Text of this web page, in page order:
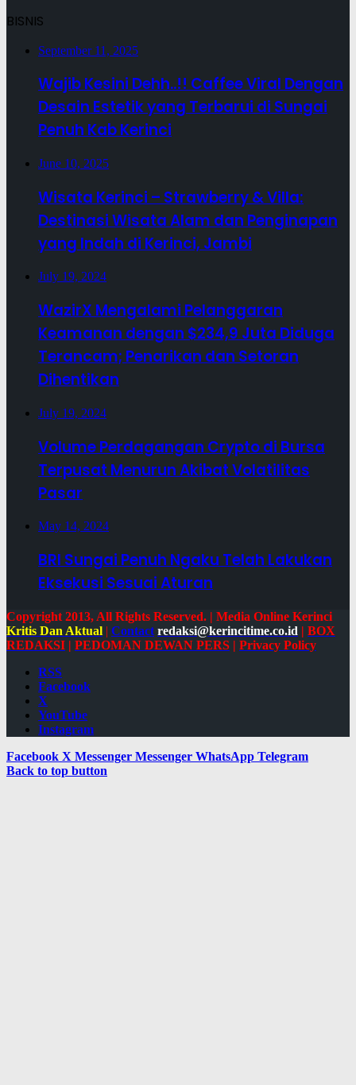
BISNIS
September 11, 2025
Wajib Kesini Dehh..!! Caffee Viral Dengan
Desain Estetik yang Terbarui di Sungai
Penuh Kab Kerinci
June 10, 2025
Wisata Kerinci – Strawberry & Villa:
Destinasi Wisata Alam dan Penginapan
yang Indah di Kerinci, Jambi
July 19, 2024
WazirX Mengalami Pelanggaran
Keamanan dengan $234,9 Juta Diduga
Terancam; Penarikan dan Setoran
Dihentikan
July 19, 2024
Volume Perdagangan Crypto di Bursa
Terpusat Menurun Akibat Volatilitas
Pasar
May 14, 2024
BRI Sungai Penuh Ngaku Telah Lakukan
Eksekusi Sesuai Aturan
Copyright 2013, All Rights Reserved. | Media Online Kerinci
Kritis Dan Aktual | Contact redaksi@kerincitime.co.id | BOX
REDAKSI | PEDOMAN DEWAN PERS | Privacy Policy
RSS
Facebook
X
YouTube
Instagram
Facebook X Messenger Messenger WhatsApp Telegram
Back to top button